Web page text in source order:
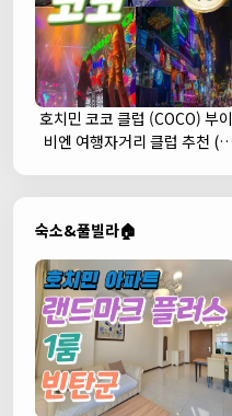
호치민 코코 클럽 (COCO) 부이
비엔 여행자거리 클럽 추천 (1
숙소&풀빌라🏠